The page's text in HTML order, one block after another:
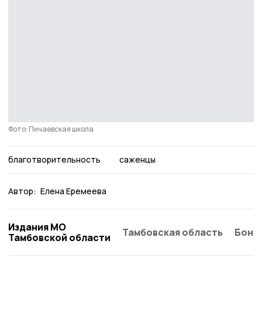
Фото: Пичаевская школа
благотворительность саженцы
Автор: Елена Еремеева
Издания МО
Тамбовской области
Тамбовская область